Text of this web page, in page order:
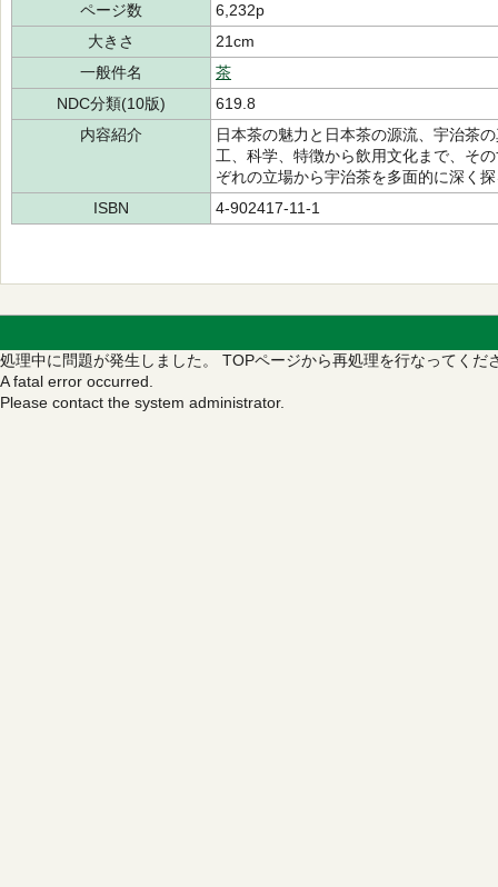
ページ数
6,232p
大きさ
21cm
一般件名
茶
NDC分類(10版)
619.8
内容紹介
日本茶の魅力と日本茶の源流、宇治茶
工、科学、特徴から飲用文化まで、そ
ぞれの立場から宇治茶を多面的に深く
ISBN
4-902417-11-1
処理中に問題が発生しました。 TOPページから再処理を行なってくだ
A fatal error occurred.
Please contact the system administrator.